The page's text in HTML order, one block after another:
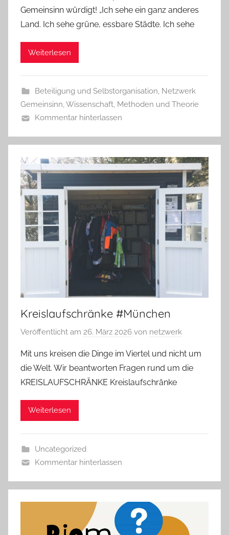
Gemeinsinn würdigt! „Ich sehe ein ganz anderes
Land. Ich sehe grüne, essbare Städte. Ich sehe
Weiterlesen
Beteiligung und Selbstorganisation, Netzwerk
Gemeinsinn,Wissenschaft, Methoden und Theorie
Kommentar hinterlassen
Kreislaufschränke #München
Veröffentlicht am 26. März 2026 von netzwerk
Mit uns kreisen die Dinge im Viertel und nicht um
die Welt. Wir beantworten Fragen rund um die
KREISLAUFSCHRÄNKE Kreislaufschränke
Weiterlesen
Uncategorized
Kommentar hinterlassen